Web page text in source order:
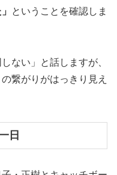
ということを確認しま
ない」と話しますが、
繋がりがはっきり見え
日